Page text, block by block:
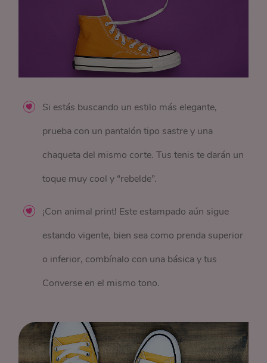
Si estás buscando un estilo más elegante,
prueba con un pantalón tipo sastre y una
chaqueta del mismo corte. Tus tenis te darán un
toque muy cool y “rebelde”.
¡Con animal print! Este estampado aún sigue
estando vigente, bien sea como prenda superior
o inferior, combínalo con una básica y tus
Converse en el mismo tono.